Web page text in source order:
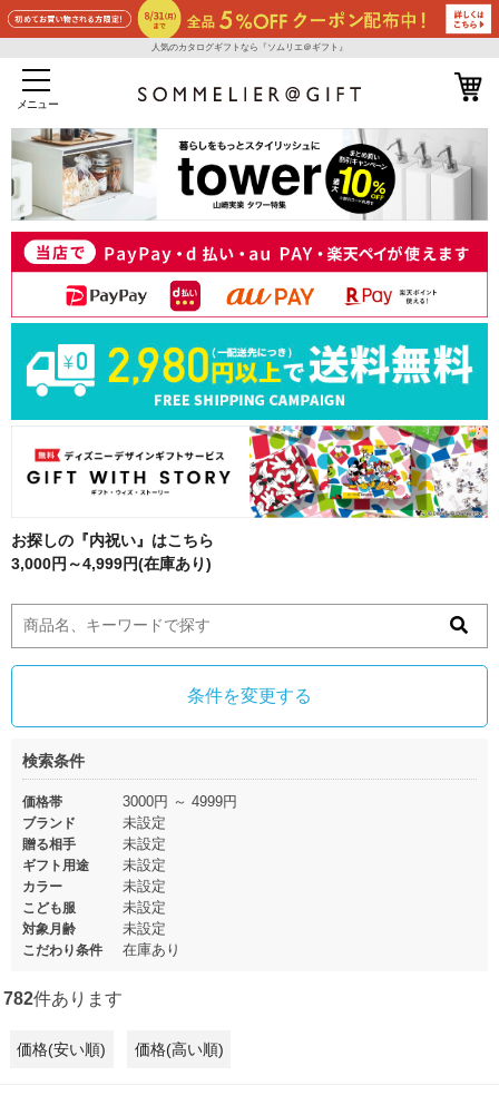
人気のカタログギフトなら『ソムリエ＠ギフト』
メニュー
お探しの『内祝い』はこちら
3,000円～4,999円(在庫あり)
条件を変更する
検索条件
価格帯 3000円 ～ 4999円
ブランド 未設定
贈る相手 未設定
ギフト用途 未設定
カラー 未設定
こども服 未設定
対象月齢 未設定
こだわり条件 在庫あり
782件あります
価格(安い順) 価格(高い順)